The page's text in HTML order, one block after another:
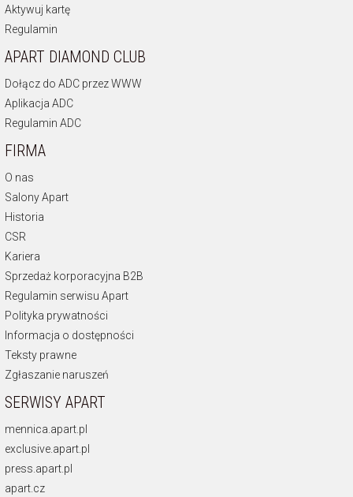
Aktywuj kartę
Regulamin
APART DIAMOND CLUB
Dołącz do ADC przez WWW
Aplikacja ADC
Regulamin ADC
FIRMA
O nas
Salony Apart
Historia
CSR
Kariera
Sprzedaż korporacyjna B2B
Regulamin serwisu Apart
Polityka prywatności
Informacja o dostępności
Teksty prawne
Zgłaszanie naruszeń
SERWISY APART
mennica.apart.pl
exclusive.apart.pl
press.apart.pl
apart.cz